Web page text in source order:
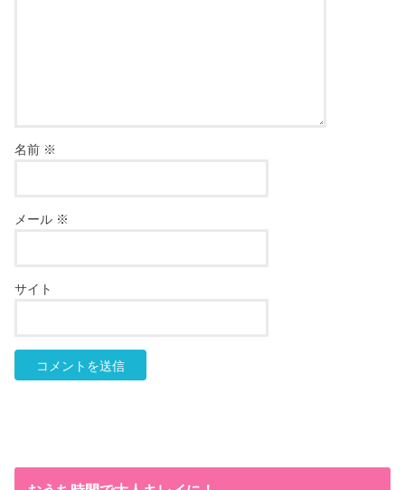
名前 ※
メール ※
サイト